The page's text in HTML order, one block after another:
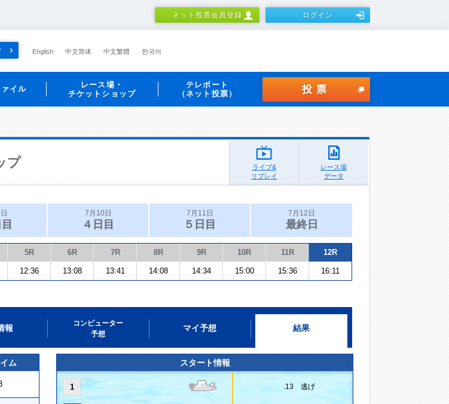
ネット投票会員登録 ログイン
English 中文简体 中文繁體 한국어
イル
レース場・
チケットショップ
テレボート
（ネット投票）
投票
プ
ライブ&
リプレイ
レース場
データ
7月10日
４日目
7月11日
５日目
7月12日
最終日
5R 6R 7R 8R 9R 10R 11R 12R
12:36 13:08 13:41 14:08 14:34 15:00 15:36 16:11
報
コンピューター
予想
マイ予想 結果
ム スタート情報
1 .13 逃げ